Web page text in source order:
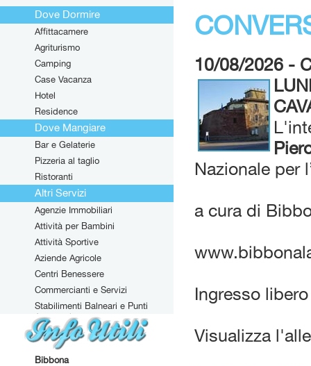
Dove Dormire
Affittacamere
Agriturismo
Camping
Case Vacanza
Hotel
Residence
Dove Mangiare
Bar e Gelaterie
Pizzeria al taglio
Ristoranti
Altri Servizi
Agenzie Immobiliari
Attività per Bambini
Attività Sportive
Aziende Agricole
Centri Benessere
Commercianti e Servizi
Stabilimenti Balneari e Punti
Attrezzati
Bibbona
10/08/2026 -
Nazionale per
a cura di
Ingresso libero
Visualizza